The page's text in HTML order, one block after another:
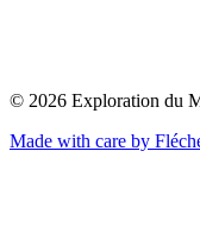
© 2026 Exploration du
Made with care by